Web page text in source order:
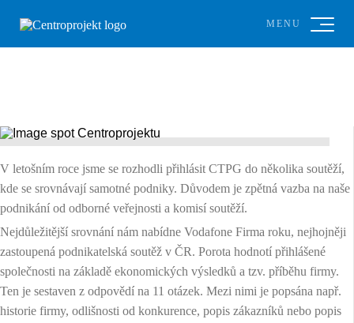
MENU
V letošním roce jsme se rozhodli přihlásit CTPG do několika soutěží,
kde se srovnávají samotné podniky. Důvodem je zpětná vazba na naše
podnikání od odborné veřejnosti a komisí soutěží.
Nejdůležitější srovnání nám nabídne Vodafone Firma roku, nejhojněji
zastoupená podnikatelská soutěž v ČR. Porota hodnotí přihlášené
společnosti na základě ekonomických výsledků a tzv. příběhu firmy.
Ten je sestaven z odpovědí na 11 otázek. Mezi nimi je popsána např.
historie firmy, odlišnosti od konkurence, popis zákazníků nebo popis